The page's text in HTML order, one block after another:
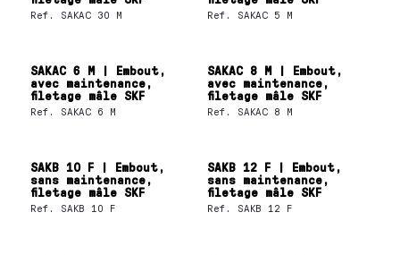
Ref. SAKAC 30 M Ref. SAKAC 5 M
SAKAC 6 M | Embout,
avec maintenance,
filetage mâle SKF
Ref. SAKAC 6 M
SAKAC 8 M | Embout,
avec maintenance,
filetage mâle SKF
Ref. SAKAC 8 M
SAKB 10 F | Embout,
sans maintenance,
filetage mâle SKF
Ref. SAKB 10 F
SAKB 12 F | Embout,
sans maintenance,
filetage mâle SKF
Ref. SAKB 12 F